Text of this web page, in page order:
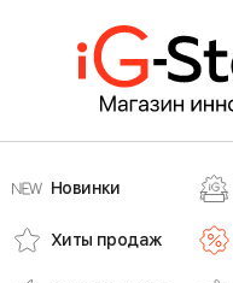
Новинки
Хиты продаж